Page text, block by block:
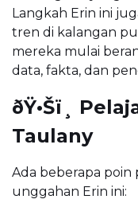
Langkah Erin ini
tren di kalangan
mereka mulai
data, fakta, dan
ðŸ•Šï¸
Taulany
Ada beberapa poin
unggahan Erin ini: